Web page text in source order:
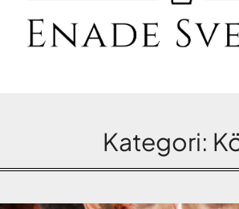
Kategori: